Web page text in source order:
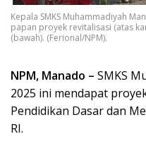
Kepala SMKS Muhammadiyah
papan proyek revitalisasi (atas
(bawah). (Ferional/NPM).
NPM, Manado – SMKS
2025 ini mendapat
Pendidikan Dasar dan
RI.